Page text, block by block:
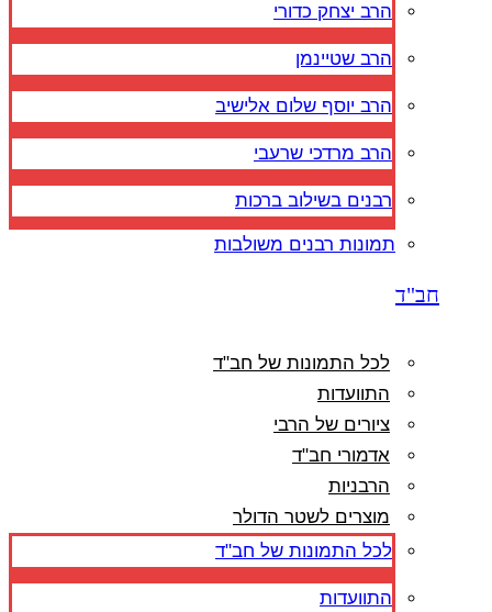
הרב יצחק כדורי
הרב שטיינמן
הרב יוסף שלום אלישיב
הרב מרדכי שרעבי
רבנים בשילוב ברכות
תמונות רבנים משולבות
חב"ד
לכל התמונות של חב"ד
התוועדות
ציורים של הרבי
אדמורי חב"ד
הרבניות
מוצרים לשטר הדולר
לכל התמונות של חב"ד
התוועדות